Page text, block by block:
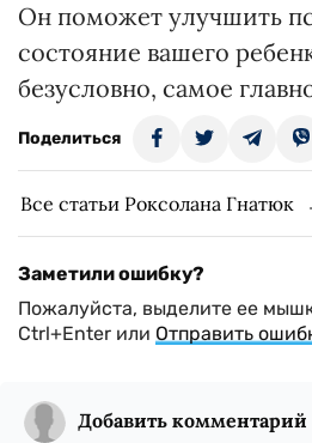
Он поможет улучшить
состояние вашего
безусловно, самое
Поделиться
Все статьи Роксолана Гнатюк
Заметили ошибку?
Пожалуйста, выделите ее
Ctrl+Enter или Отправить
Добавить комментарий